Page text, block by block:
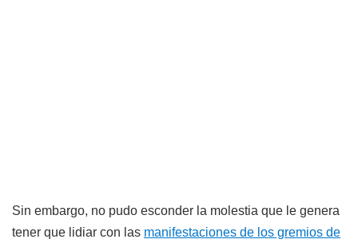
Sin embargo, no pudo esconder la molestia que le genera
tener que lidiar con las manifestaciones de los gremios de